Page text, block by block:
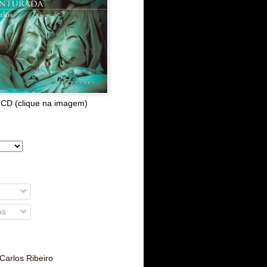
(clique na imagem)
Ribeiro